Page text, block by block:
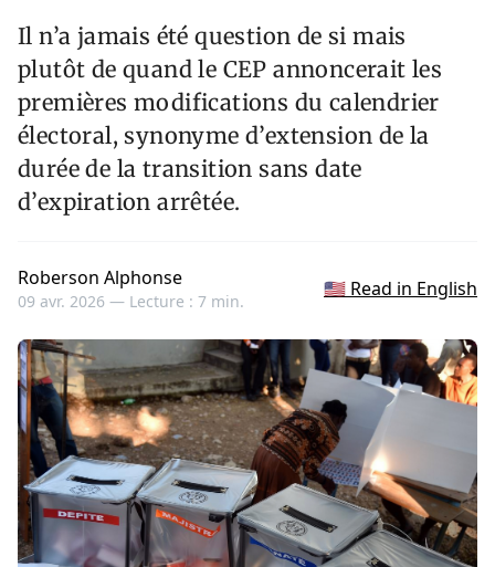
Il n’a jamais été question de si mais
plutôt de quand le CEP annoncerait les
premières modifications du calendrier
électoral, synonyme d’extension de la
durée de la transition sans date
d’expiration arrêtée.
Roberson Alphonse
09 avr. 2026 — Lecture : 7 min.
🇺🇸 Read in English